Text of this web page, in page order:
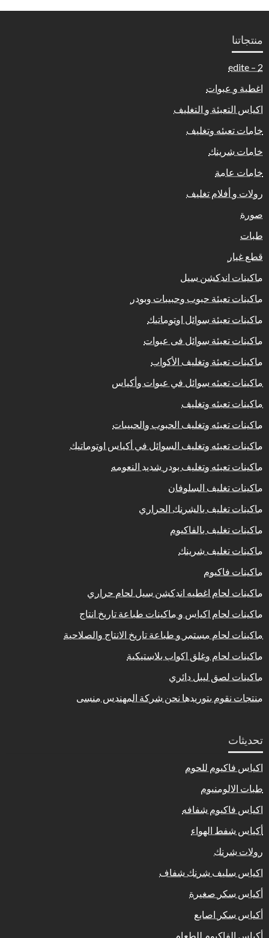
منتجاتنا
2 – edite
اغطية و عبوات
اكياس التعبئة و التغليف
خامات تعبئه وتغليف
خامات شرينك
خامات عامة
رولات و أفلام تغليف
صورة
طبات
قطع غيار
ماكينات اندكشن سيل
ماكينات تعبئة حبوب وحبيبات وبودر
ماكينات تعبئة سوائل اوتوماتيك
ماكينات تعبئة سوائل فى عبوات
ماكينات تعبئة وتغليف الأكواب
ماكينات تعبئه سوائل في عبوات وأكياس
ماكينات تعبئه وتغليف
ماكينات تعبئه وتغليف الحبوب والحبيبات
ماكينات تعبئه وتغليف السوائل في أكياس اوتوماتيك
ماكينات تعبئه وتغليف بودر شديد النعومه
ماكينات تغليف السلوفان
ماكينات تغليف بالشرنك الحراري
ماكينات تغليف بالفاكيوم
ماكينات تغليف شرينك
ماكينات فاكيوم
ماكينات لحام اغطيه اندكشن سيل لحام حراري
ماكينات لحام اكياس و ماكينات طباعة تاريخ انتاج
ماكينات لحام مستمر و طباعة تاريخ الانتاج والصلاحية
ماكينات لحام وغلق اكواب بلاستيكية
ماكينات لصق ليبل دائري
منتجات نقوم بتوريدها نحن شركة المهندس منسى
تحديثات
اكياس فاكيوم للحوم
طبات الالومنيوم
اكياس فاكيوم شفافه
أكياس شفط الهواء
رولات شرنك
اكياس سليف شرنك شفاف
أكياس سكر صغيرة
أكياس سكر اصابع
أكياس الفاكيوم للطعام